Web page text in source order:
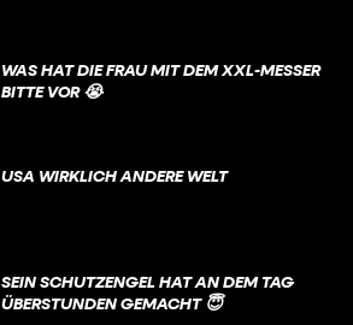
WAS HAT DIE FRAU MIT DEM XXL-MESSER
BITTE VOR 😭
USA WIRKLICH ANDERE WELT
SEIN SCHUTZENGEL HAT AN DEM TAG
ÜBERSTUNDEN GEMACHT 😇